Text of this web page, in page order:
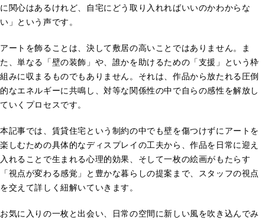
に関心はあるけれど、自宅にどう取り入れればいいのかわからな
い」という声です。
アートを飾ることは、決して敷居の高いことではありません。ま
た、単なる「壁の装飾」や、誰かを助けるための「支援」という枠
組みに収まるものでもありません。それは、作品から放たれる圧倒
的なエネルギーに共鳴し、対等な関係性の中で自らの感性を解放し
ていくプロセスです。
本記事では、賃貸住宅という制約の中でも壁を傷つけずにアートを
楽しむための具体的なディスプレイの工夫から、作品を日常に迎え
入れることで生まれる心理的効果、そして一枚の絵画がもたらす
「視点が変わる感覚」と豊かな暮らしの提案まで、スタッフの視点
を交えて詳しく紐解いていきます。
お気に入りの一枚と出会い、日常の空間に新しい風を吹き込んでみ